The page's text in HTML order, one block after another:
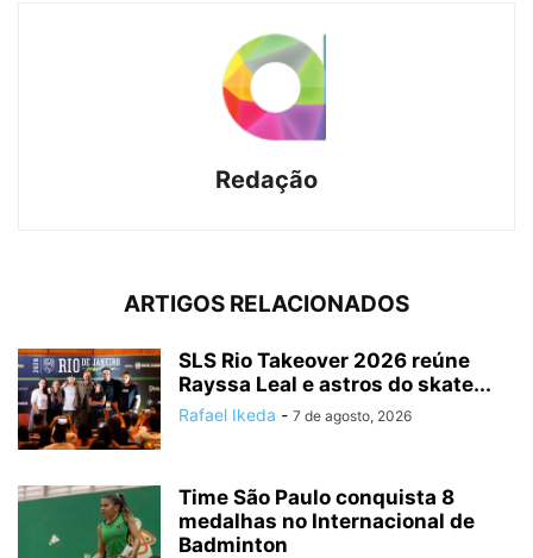
Redação
ARTIGOS RELACIONADOS
SLS Rio Takeover 2026 reúne
Rayssa Leal e astros do skate...
Rafael Ikeda - 7 de agosto, 2026
Time São Paulo conquista 8
medalhas no Internacional de
Badminton